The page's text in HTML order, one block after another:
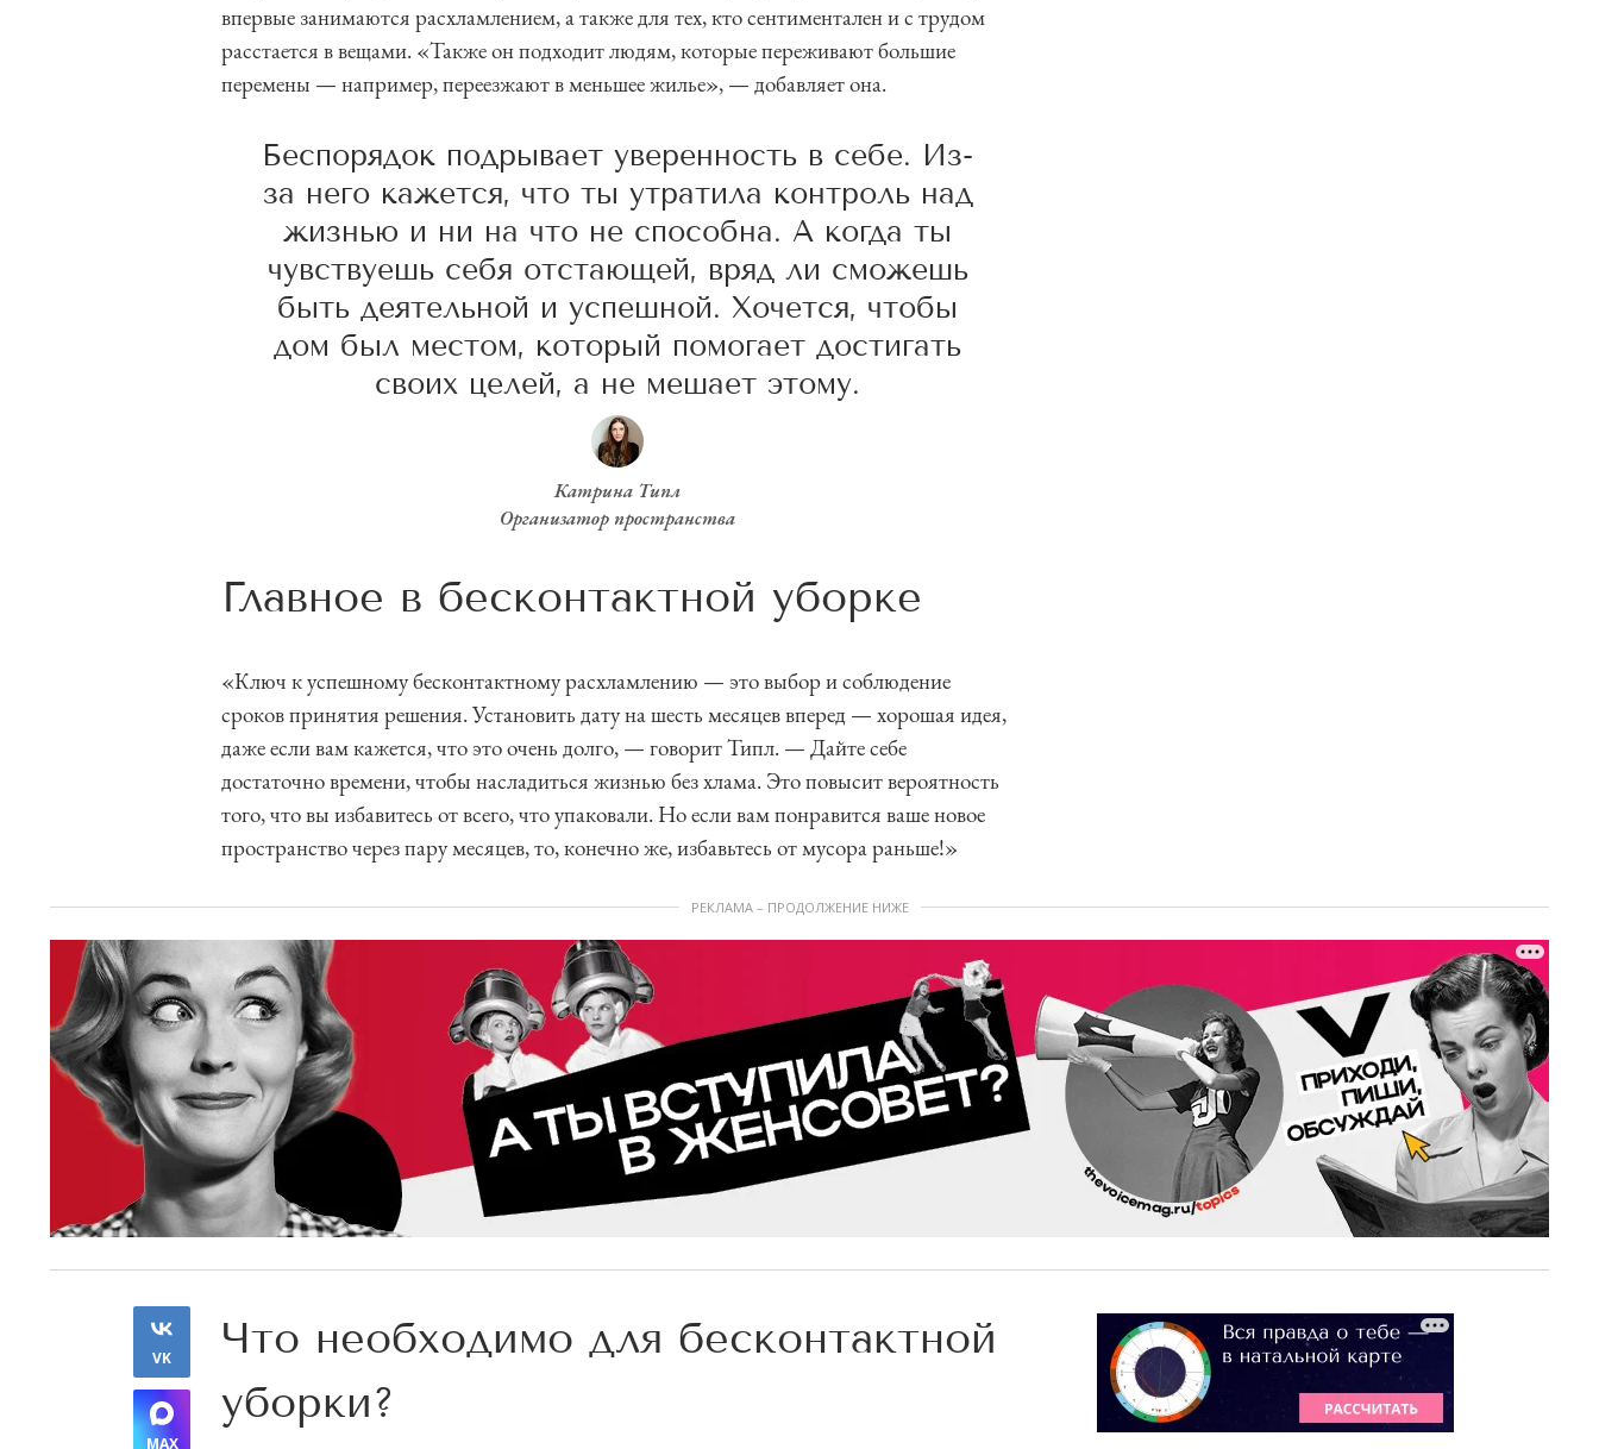
впервые занимаются расхламлением, а также для тех, кто сентиментален и с трудом
расстается в вещами. «Также он подходит людям, которые переживают большие
перемены — например, переезжают в меньшее жилье», — добавляет она.
Беспорядок подрывает уверенность в себе. Из-
за него кажется, что ты утратила контроль над
жизнью и ни на что не способна. А когда ты
чувствуешь себя отстающей, вряд ли сможешь
быть деятельной и успешной. Хочется, чтобы
дом был местом, который помогает достигать
своих целей, а не мешает этому.
Катрина Типл
Организатор пространства
Главное в бесконтактной уборке
«Ключ к успешному бесконтактному расхламлению — это выбор и соблюдение
сроков принятия решения. Установить дату на шесть месяцев вперед — хорошая идея,
даже если вам кажется, что это очень долго, — говорит Типл. — Дайте себе
достаточно времени, чтобы насладиться жизнью без хлама. Это повысит вероятность
того, что вы избавитесь от всего, что упаковали. Но если вам понравится ваше новое
пространство через пару месяцев, то, конечно же, избавьтесь от мусора раньше!»
РЕКЛАМА – ПРОДОЛЖЕНИЕ НИЖЕ
VK
MAX
Что необходимо для бесконтактной
уборки?